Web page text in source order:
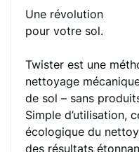
Une révolution
pour votre sol.
Twister est une
nettoyage
de sol – sans
Simple d’utilisation,
écologique du
des résultats